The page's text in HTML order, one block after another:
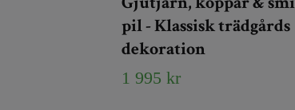
pil - Klassisk trädgårds
dekoration
1 995 kr